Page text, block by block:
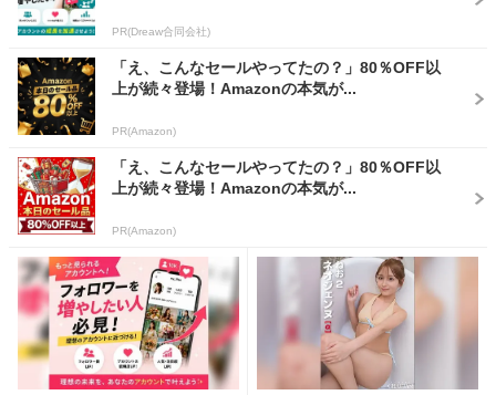
PR(Dreaw合同会社)
「え、こんなセールやってたの？」80％OFF以
上が続々登場！Amazonの本気が...
PR(Amazon)
「え、こんなセールやってたの？」80％OFF以
上が続々登場！Amazonの本気が...
PR(Amazon)